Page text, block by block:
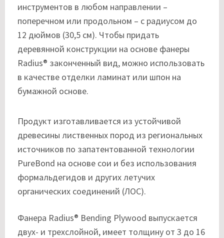
инструментов в любом направлении –
поперечном или продольном – с радиусом до
12 дюймов (30,5 см). Чтобы придать
деревянной конструкции на основе фанеры
Radius® законченный вид, можно использовать
в качестве отделки ламинат или шпон на
бумажной основе.
Продукт изготавливается из устойчивой
древесины лиственных пород из региональных
источников по запатентованной технологии
PureBond на основе сои и без использования
формальдегидов и других летучих
органических соединений (ЛОС).
Фанера Radius® Bending Plywood выпускается
двух- и трехслойной, имеет толщину от 3 до 16